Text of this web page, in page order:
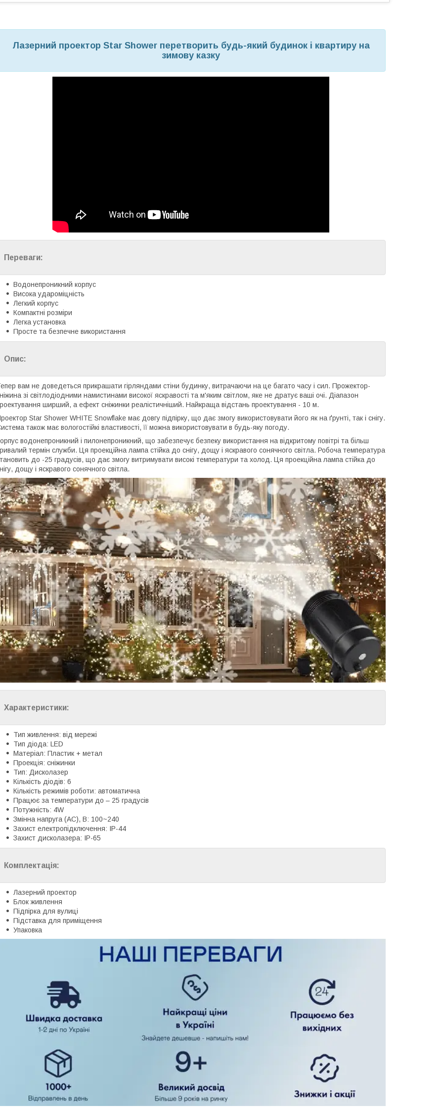
Лазерний проектор Star Shower перетворить будь-який будинок і квартиру на
зимову казку
Переваги:
Водонепроникний корпус
Висока удароміцність
Легкий корпус
Компактні розміри
Легка установка
Просте та безпечне використання
Опис:
вам не доведеться прикрашати гірляндами стіни будинку, витрачаючи на це багато часу і сил. Прожектор-
зі світлодіодними намистинами високої яскравості та м'яким світлом, яке не дратує ваші очі. Діапазон
ширший, а ефект сніжинки реалістичніший. Найкраща відстань проектування - 10 м.
Star Shower WHITE Snowflake має довгу підпірку, що дає змогу використовувати його як на ґрунті, так і снігу.
також має вологостійкі властивості, її можна використовувати в будь-яку погоду.
водонепроникний і пилонепроникний, що забезпечує безпеку використання на відкритому повітрі та більш
термін служби. Ця проекційна лампа стійка до снігу, дощу і яскравого сонячного світла. Робоча температура
до -25 градусів, що дає змогу витримувати високі температури та холод. Ця проекційна лампа стійка до
дощу і яскравого сонячного світла.
Характеристики:
Тип живлення: від мережі
Тип діода: LED
Матеріал: Пластик + метал
Проекція: сніжинки
Тип: Дисколазер
Кількість діодів: 6
Кількість режимів роботи: автоматична
Працює за температури до – 25 градусів
Потужність: 4W
Змінна напруга (AC), В: 100~240
Захист електропідключення: IP-44
Захист дисколазера: IP-65
Комплектація:
Лазерний проектор
Блок живлення
Підпірка для вулиці
Підставка для приміщення
Упаковка